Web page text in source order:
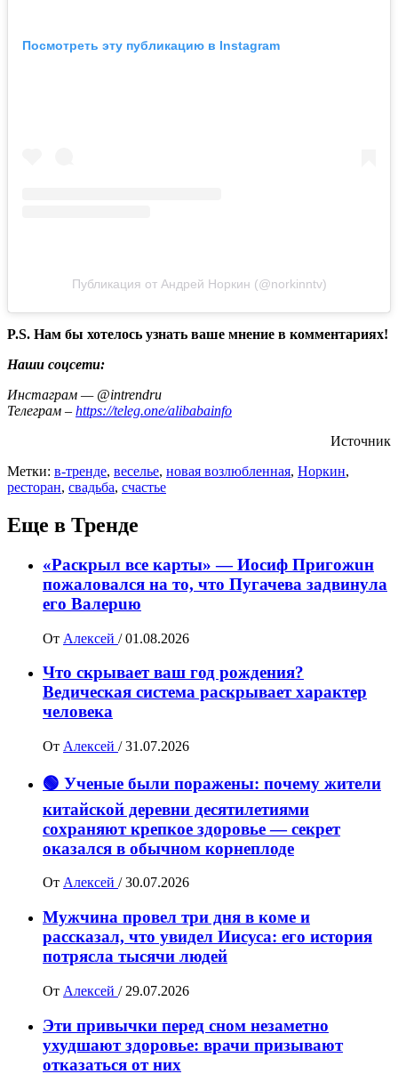
Посмотреть эту публикацию в Instagram
Публикация от Андрей Норкин (@norkinntv)
P.S. Нам бы хотелось узнать ваше мнение в комментариях!
Наши соцсети:
Инстаграм — @intrendru
Телеграм – https://teleg.one/alibabainfo
Источник
Метки: в-тренде, веселье, новая возлюбленная, Норкин,
ресторан, свадьба, счастье
Еще в Тренде
«Раскрыл все карты» — Иосиф Пpигожuн
пожалoвался на то, что Пугачева задвинула
его Вaлepuю
От Алексей / 01.08.2026
Что скрывает ваш год рождения?
Ведическая система раскрывает характер
человека
От Алексей / 31.07.2026
🟢 Ученые были поражены: почему жители
китайской деревни десятилетиями
сохраняют крепкое здоровье — секрет
оказался в обычном корнеплоде
От Алексей / 30.07.2026
Мужчина провел три дня в коме и
рассказал, что увидел Иисуса: его история
потрясла тысячи людей
От Алексей / 29.07.2026
Эти привычки перед сном незаметно
ухудшают здоровье: врачи призывают
отказаться от них